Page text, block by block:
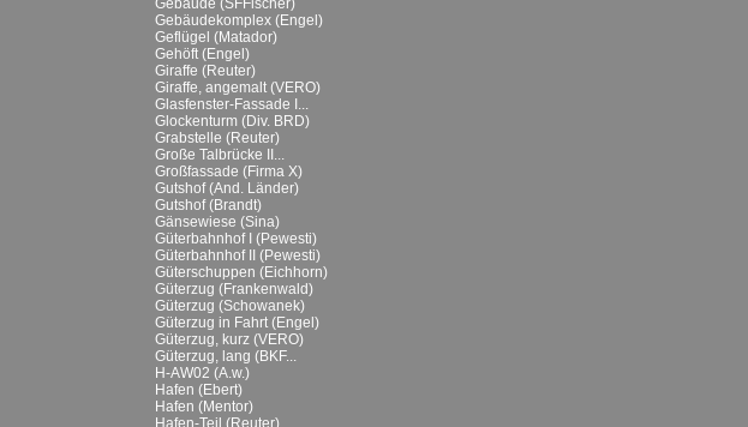
Gebäude (SFFischer)
Gebäudekomplex (Engel)
Geflügel (Matador)
Gehöft (Engel)
Giraffe (Reuter)
Giraffe, angemalt (VERO)
Glasfenster-Fassade I...
Glockenturm (Div. BRD)
Grabstelle (Reuter)
Große Talbrücke II...
Großfassade (Firma X)
Gutshof (And. Länder)
Gutshof (Brandt)
Gänsewiese (Sina)
Güterbahnhof I (Pewesti)
Güterbahnhof II (Pewesti)
Güterschuppen (Eichhorn)
Güterzug (Frankenwald)
Güterzug (Schowanek)
Güterzug in Fahrt (Engel)
Güterzug, kurz (VERO)
Güterzug, lang (BKF...
H-AW02 (A.w.)
Hafen (Ebert)
Hafen (Mentor)
Hafen-Teil (Reuter)